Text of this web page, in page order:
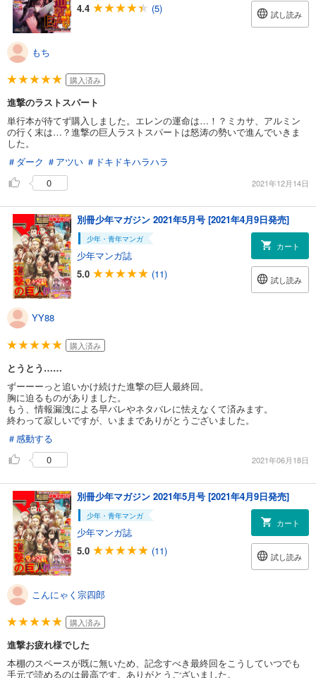
4.4
(5) 試し読み
もち
購入済み
進撃のラストスパート
単行本が待てず購入しました。エレンの運命は…！？ミカサ、アルミン
の行く末は…？進撃の巨人ラストスパートは怒涛の勢いで進んでいきま
した。
＃ダーク ＃アツい ＃ドキドキハラハラ
0
2021年12月14日
別冊少年マガジン 2021年5月号 [2021年4月9日発売]
少年・青年マンガ
少年マンガ誌
5.0
(11)
カート
試し読み
YY88
購入済み
とうとう……
ずーーーっと追いかけ続けた進撃の巨人最終回。
胸に迫るものがありました。
もう、情報漏洩による早バレやネタバレに怯えなくて済みます。
終わって寂しいですが、いままでありがとうございました。
＃感動する
0
2021年06月18日
別冊少年マガジン 2021年5月号 [2021年4月9日発売]
少年・青年マンガ
少年マンガ誌
5.0
(11)
カート
試し読み
こんにゃく宗四郎
購入済み
進撃お疲れ様でした
本棚のスペースが既に無いため、記念すべき最終回をこうしていつでも
手元で読めるのは最高です。ありがとうございました。